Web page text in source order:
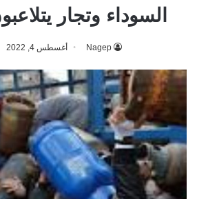
السوداء وتجار
Nagep أغسطس 4, 2022